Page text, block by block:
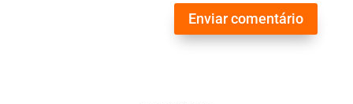
Enviar comentário